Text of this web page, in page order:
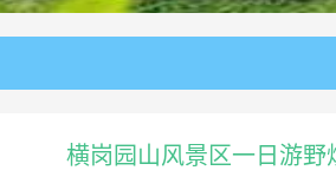
横岗园山风景区一日游野